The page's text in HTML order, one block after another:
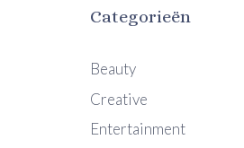
Categorieën
Beauty
Creative
Entertainment